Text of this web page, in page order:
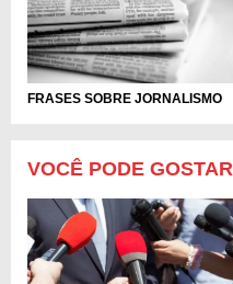
FRASES SOBRE JORNALISMO
VOCÊ PODE GOSTAR